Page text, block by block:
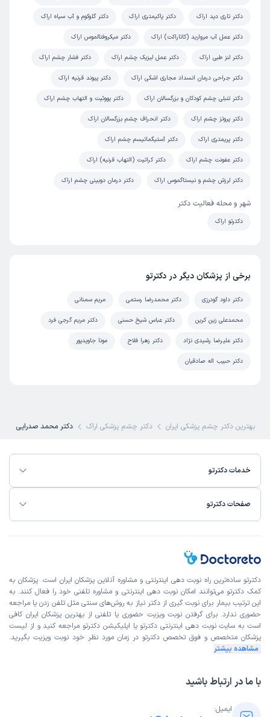
زمان انتظار: 15-45 دقیقه
ویزیت میکردند
علت مراجعه: مشکلات بینایی (ضعیف شدن دید، دوربینی، نزدیک‌بینی، آستیگماتیسم)
کاربر دکترتو
نوبت مطب از دکترتو
مورد بیماری کاملا توضیح دادند و وقت گذاشتند
علت مراجعه: قرمزی یا التهاب چشم
این پزشک را پیشنهاد میکنم
محمد رضا
خوش برخورد وقت کافی جهت رفع عارضه
رامین
نوبت مطب از دکترتو
این پزشک را پیشنهاد میکنم
بسیار عالی
علت مراجعه: دردهای چشمی ناشناخته
علیرضا
نوبت مطب از دکترتو
(
1404/10/01
این پزشک را پیشنهاد میکنم
بسیار عالی
علت مراجعه:
دکتر تاری دید اراک دکتر پاکیمتری اراک دکتر گلوکوم و آب سیاه اراک
دکتر عمل آب مروارید (کاتاراکت) اراک دکتر میکروفتالموس اراک
دکتر لنز طبی اراک دکتر عمل لیزیک چشم اراک دکتر فشار چشم اراک
دکتر جراحی درمان انسداد مجاری اشکی اراک دکتر پیوند قرنیه اراک
دکتر تنبلی چشم کودکان و بزرگسالان اراک دکتر یووئیت و التهاب چشم اراک
دکتر پروتز چشم اراک دکتر انحراف چشم بزرگسالان اراک
دکتر پریمتری اراک دکتر آستیگماتیسم چشم اراک
دکتر عفونت چشم اراک دکتر کراتیت (التهاب قرنیه) اراک
دکتر لرزش چشم و نیستاگموس اراک دکتر درمان دوبینی چشم اراک
شهر و محله فعالیت دکتر
دکترتو اراک
برخی از پزشکان دیگر در دکترتو
دکتر داود گودرزی دکتر محمدرضا رستمی مریم سمنانی
محمدعلی زین کرین دکتر عباس شیخ حسنی دکتر مریم گرجی فرد
دکتر علیرضا رشیدی نژاد دکتر زهرا فلاح مونا جاویدپور
دکتر حبیب اله صادقیان
بهترین دکتر چشم پزشکی ایران دکتر چشم پزشکی اراک دکتر محمد صدرایی
خدمات دکترتو
صفحات دکترتو
دکترتو ساده‌ترین راه نوبت‌ دهی اینترنتی و مشاوره آنلاین پزشکان ایران است. پزشکان به
کمک دکترتو می‌توانند امکان نوبت دهی اینترنتی و مشاوره تلفنی خود را فعال کنند. به
این ترتیب بیمار برای نوبت گیری از دکتر نیاز به روش‌های سنتی مثل تلفن زدن یا مراجعه
حضوری ندارد. برای گرفتن نوبت ویزیت حضوری یا تلفنی از بهترین پزشکان ایران کافی
است به سایت نوبت دهی اینترنتی دکترتو یا اپلیکیشن دکترتو مراجعه کنید و از لیست
پزشکان متخصص و فوق تخصص دکترتو در زمان مورد نظر خود نوبت ویزیت بگیرید.
مشاهده بیشتر
با ما در ارتباط باشید
ایمیل: